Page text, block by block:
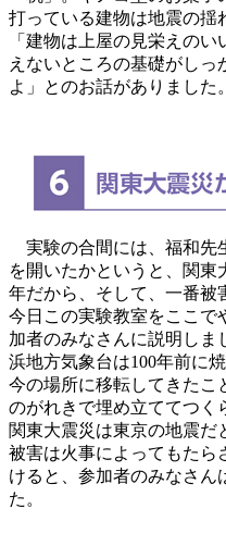
打っている建物は地震の揺
「建物は上屋の見栄えの
えないところの基礎がし
よ」とのお話がありました。
実験の合間には、福和先
を開いたかというと、関東
年だから、そして、一番被
今日この実験教室をここで
加者のみなさんに説明しま
浜地方気象台は100年前に
今の場所に移転してきたこ
のがれきで埋め立ててつく
関東大震災は東京の地震だ
被害は火事によってもたら
けると、参加者のみなさん
た。